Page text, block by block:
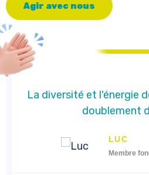
Agir avec nous
La diversité et l'énergie
doublement
LUC
Membre